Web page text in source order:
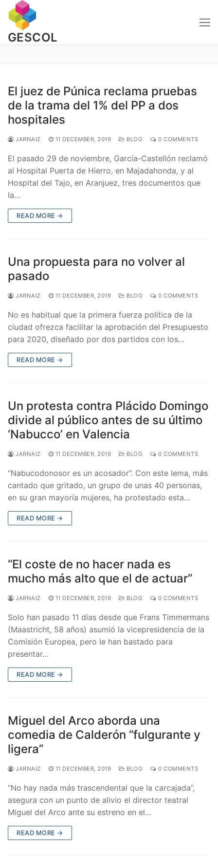
Skip
content
GESCOL
El juez de Púnica reclama pruebas
de la trama del 1% del PP a dos
hospitales
JARNAIZ 11 DECEMBER, 2019 BLOG 0 COMMENTS
El pasado 29 de noviembre, García-Castellón reclamó
al Hospital Puerta de Hierro, en Majadahonda, y al
Hospital del Tajo, en Aranjuez, tres documentos que
la…
READ MORE →
Una propuesta para no volver al
pasado
JARNAIZ 11 DECEMBER, 2019 BLOG 0 COMMENTS
No es habitual que la primera fuerza política de la
ciudad ofrezca facilitar la aprobación del Presupuesto
para 2020, diseñado por dos partidos con los…
READ MORE →
Un protesta contra Plácido Domingo
divide al público antes de su último
‘Nabucco’ en Valencia
JARNAIZ 11 DECEMBER, 2019 BLOG 0 COMMENTS
“Nabucodonosor es un acosador”. Con este lema, más
cantado que gritado, un grupo de unas 40 personas,
en su gran mayoría mujeres, ha protestado esta…
READ MORE →
“El coste de no hacer nada es
mucho más alto que el de actuar”
JARNAIZ 11 DECEMBER, 2019 BLOG 0 COMMENTS
Solo han pasado 11 días desde que Frans Timmermans
(Maastricht, 58 años) asumió la vicepresidencia de la
Comisión Europea, pero le han bastado para
presentar…
READ MORE →
Miguel del Arco aborda una
comedia de Calderón “fulgurante y
ligera”
JARNAIZ 11 DECEMBER, 2019 BLOG 0 COMMENTS
“No hay nada más trascendental que la carcajada”,
asegura con un punto de alivio el director teatral
Miguel del Arco ante su estreno en el…
READ MORE →